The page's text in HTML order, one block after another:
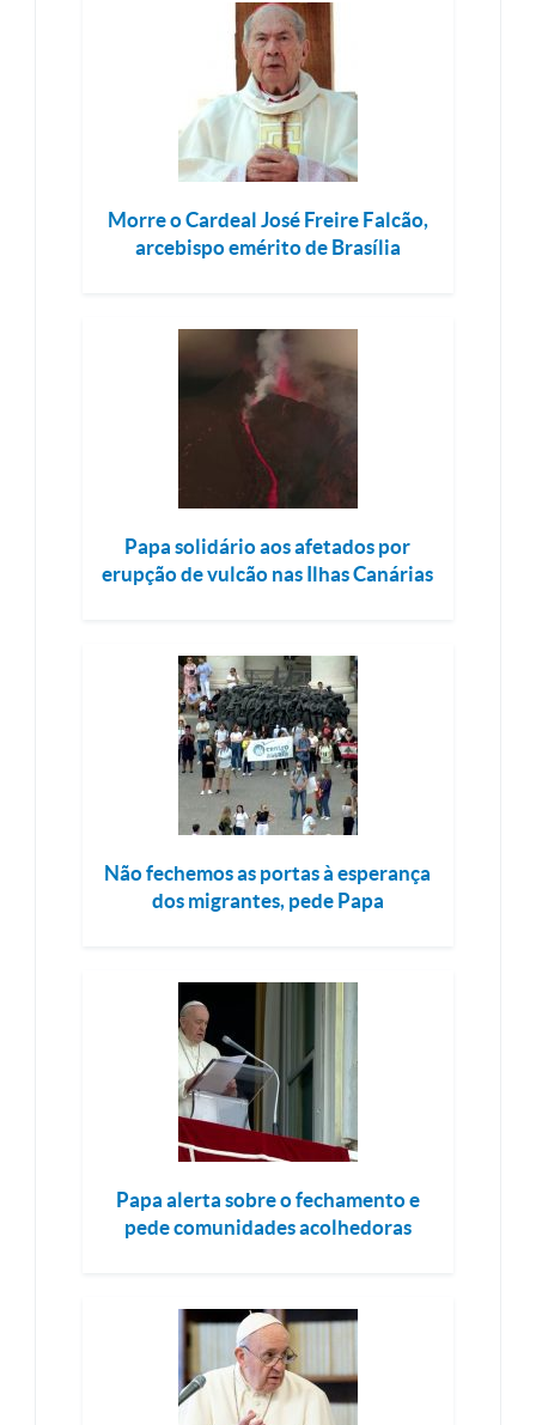
Morre o Cardeal José Freire Falcão,
arcebispo emérito de Brasília
Papa solidário aos afetados por
erupção de vulcão nas Ilhas Canárias
Não fechemos as portas à esperança
dos migrantes, pede Papa
Papa alerta sobre o fechamento e
pede comunidades acolhedoras